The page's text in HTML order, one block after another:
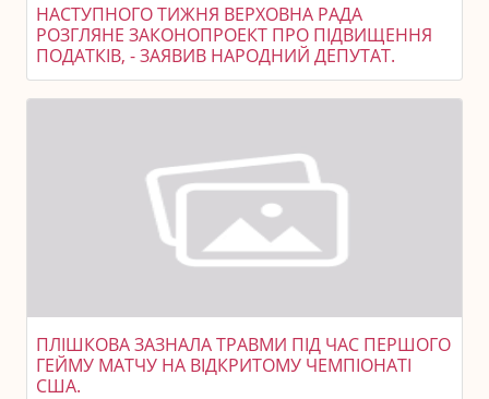
НАСТУПНОГО ТИЖНЯ ВЕРХОВНА РАДА
РОЗГЛЯНЕ ЗАКОНОПРОЕКТ ПРО ПІДВИЩЕННЯ
ПОДАТКІВ, - ЗАЯВИВ НАРОДНИЙ ДЕПУТАТ.
ПЛІШКОВА ЗАЗНАЛА ТРАВМИ ПІД ЧАС ПЕРШОГО
ГЕЙМУ МАТЧУ НА ВІДКРИТОМУ ЧЕМПІОНАТІ
США.